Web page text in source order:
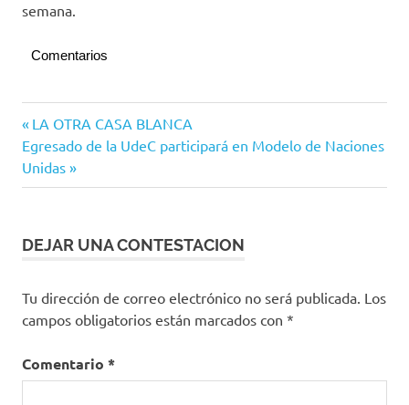
semana.
Comentarios
sal y
limón
Navegación
de
entradas
Entrada
anterior:
LA OTRA CASA BLANCA
Siguiente
entrada:
Egresado de la UdeC participará en Modelo de Naciones
Unidas
DEJAR UNA CONTESTACION
Tu dirección de correo electrónico no será publicada. Los
campos obligatorios están marcados con *
Comentario *